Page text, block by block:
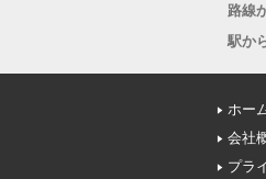
路線
駅か
ホー
会社
プラ